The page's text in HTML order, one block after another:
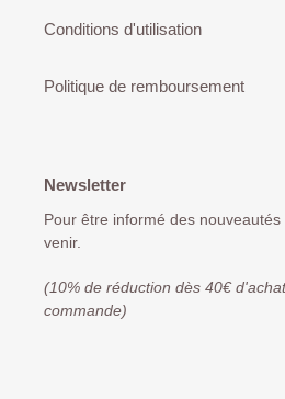
Conditions d'utilisation
Politique de remboursement
Newsletter
Pour être informé des
venir.
(10% de réduction dès 40€
commande)